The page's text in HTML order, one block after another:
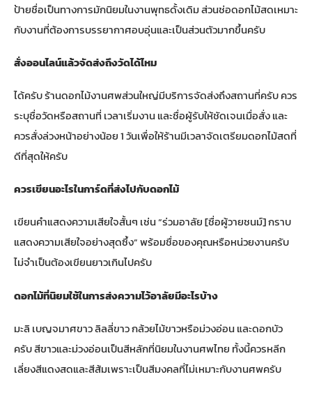
ป้ายชื่อเป็นทางการมักนิยมในงานพุทธดั้งเดิม ส่วนช่อดอกไม้สดเหมาะ
กับงานที่ต้องการบรรยากาศอบอุ่นและเป็นส่วนตัวมากขึ้นครับ
สั่งออนไลน์แล้วจัดส่งถึงวัดได้ไหม
ได้ครับ ร้านดอกไม้งานศพส่วนใหญ่มีบริการจัดส่งถึงสถานที่ครับ ควร
ระบุชื่อวัดหรือสถานที่ เวลาเริ่มงาน และชื่อผู้รับให้ชัดเจนเมื่อสั่ง และ
ควรสั่งล่วงหน้าอย่างน้อย 1 วันเพื่อให้ร้านมีเวลาจัดเตรียมดอกไม้สดที่
ดีที่สุดให้ครับ
ควรเขียนอะไรในการ์ดที่ส่งไปกับดอกไม้
เขียนคำแสดงความเสียใจสั้นๆ เช่น “ร่วมอาลัย [ชื่อผู้วายชนม์] กราบ
แสดงความเสียใจอย่างสุดซึ้ง” พร้อมชื่อของคุณหรือหน่วยงานครับ
ไม่จำเป็นต้องเขียนยาวเกินไปครับ
ดอกไม้ที่นิยมใช้ในการส่งความไว้อาลัยมีอะไรบ้าง
มะลิ เบญจมาศขาว ลิลลี่ขาว กล้วยไม้ขาวหรือม่วงอ่อน และดอกบัว
ครับ สีขาวและม่วงอ่อนเป็นสีหลักที่นิยมในงานศพไทย ทั้งนี้ควรหลีก
เลี่ยงสีแดงสดและสีส้มเพราะเป็นสีมงคลที่ไม่เหมาะกับงานศพครับ